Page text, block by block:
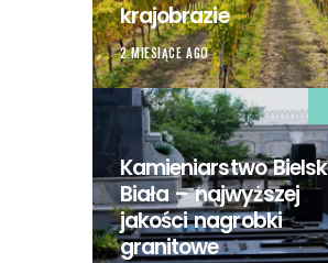
krajobrazie
2 MIESIĄCE AGO
Kamieniarstwo
Biała – najwyższej
jakości nagrobki
granitowe